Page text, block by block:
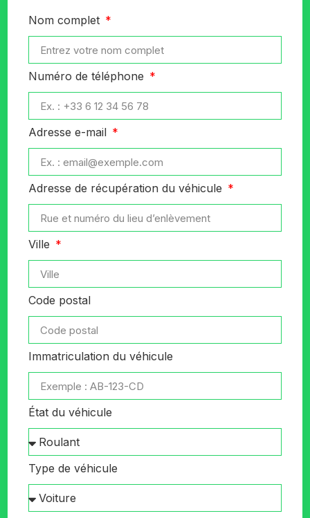
Nom complet
Numéro de téléphone
Adresse e-mail
Adresse de récupération du véhicule
Ville
Code postal
Immatriculation du véhicule
État du véhicule
Type de véhicule